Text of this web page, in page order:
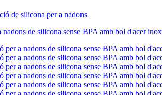
de silicona per a nadons